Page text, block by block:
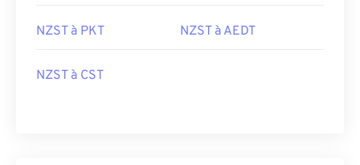
NZST à PKT NZST à AEDT
NZST à CST